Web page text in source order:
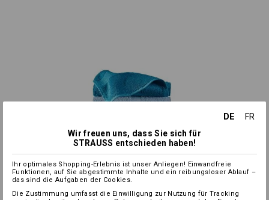
DE
FR
Wir freuen uns, dass Sie sich für
STRAUSS entschieden haben!
Ihr optimales Shopping-Erlebnis ist unser Anliegen! Einwandfreie
Funktionen, auf Sie abgestimmte Inhalte und ein reibungsloser Ablauf –
das sind die Aufgaben der Cookies.
Die Zustimmung umfasst die Einwilligung zur Nutzung für Tracking